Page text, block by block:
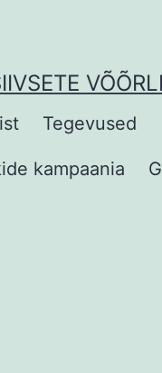
Tegevused
kampaania